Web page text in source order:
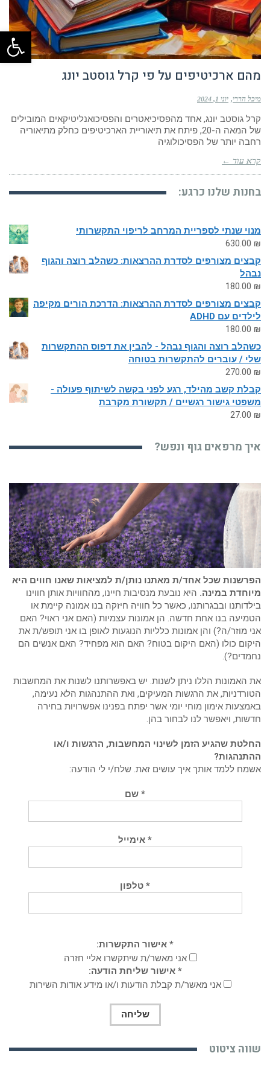
מהם ארכיטיפים על פי קרל גוסטב יונג
מיכל הררי יוני 1, 2024
קרל גוסטב יונג, אחד מהפסיכיאטרים והפסיכואנליטיקאים המובילים
של המאה ה-20, פיתח את תיאוריית הארכיטיפים כחלק מתיאוריה
רחבה יותר של הפסיכולוגיה
קרא עוד ←
בחנות שלנו כרגע:
מנוי שנתי לספריית המרחב לריפוי התקשרותי
630.00 ₪
קבצים מצורפים לסדרת ההרצאות: כשהלב רוצה והגוף
נבהל
180.00 ₪
קבצים מצורפים לסדרת ההרצאות: הדרכת הורים מקיפה
לילדים עם ADHD
180.00 ₪
כשהלב רוצה והגוף נבהל - להבין את דפוס ההתקשרות
שלי / עוברים להתקשרות בטוחה
270.00 ₪
קבלת קשב מהילד, רגע לפני בקשה לשיתוף פעולה -
משפטי גישור רגשיים / תקשורת מקרבת
27.00 ₪
איך מרפאים גוף ונפש?
הפרשנות שכל אחד/ת מאתנו נותן/ת למציאות שאנו חווים היא
מיוחדת במינה. היא נובעת מנסיבות חיינו, מהחוויות אותן חווינו
בילדותנו ובבגרותנו, כאשר כל חוויה חיזקה בנו אמונה קיימת או
הטמיעה בנו אחת חדשה. הן אמונות עצמיות (האם אני ראוי? האם
אני מוזר/ה?) והן אמונות כלליות הנוגעות לאופן בו אני תופש/ת את
היקום כולו (האם היקום בטוח? האם הוא מפחיד? האם אנשים הם
נחמדים?).
את האמונות הללו ניתן לשנות. יש באפשרותנו לשנות את המחשבות
הטורדניות, את הרגשות המעיקים, ואת ההתנהגות הלא נעימה,
באמצעות אימון מוחי יומי אשר יפתח בפנינו אפשרויות בחירה
חדשות, ויאפשר לנו לבחור בהן.
החלטת שהגיע הזמן לשינוי המחשבות, הרגשות ו/או
ההתנהגות?
אשמח ללמד אותך איך עושים זאת. שלח/י לי הודעה:
* שם
* אימייל
* טלפון
* אישור התקשרות:
אני מאשר/ת שיתקשרו אליי חזרה
* אישור שליחת הודעה:
אני מאשר/ת קבלת הודעות ו/או מידע אודות השירות
שווה ציטוט